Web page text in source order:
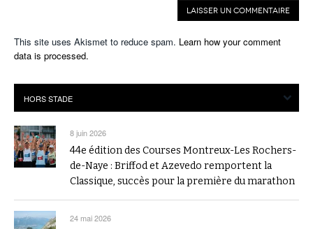
This site uses Akismet to reduce spam. Learn how your comment
data is processed.
8 juin 2026
44e édition des Courses Montreux-Les Rochers-
de-Naye : Briffod et Azevedo remportent la
Classique, succès pour la première du marathon
24 mai 2026